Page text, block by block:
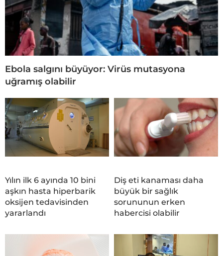
Ebola salgını büyüyor: Virüs mutasyona
uğramış olabilir
Yılın ilk 6 ayında 10 bini
aşkın hasta hiperbarik
oksijen tedavisinden
yararlandı
Diş eti kanaması daha
büyük bir sağlık
sorununun erken
habercisi olabilir